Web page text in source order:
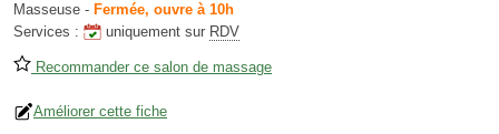
Masseuse - Fermée, ouvre à 10h
Services :
uniquement sur RDV
Recommander ce salon de massage
Améliorer cette fiche